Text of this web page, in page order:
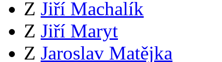
Z Jiří Machalík
Z Jiří Maryt
Z Jaroslav Matějka